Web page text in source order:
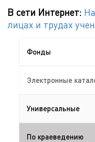
В сети Интернет:
лицах и трудах
Фонды
Электронные
Универсальные
По краеведению